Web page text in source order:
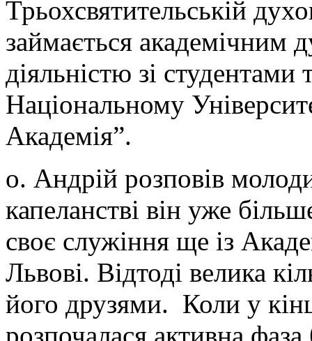
Трьохсвятительській
займається академічним
діяльністю зі
Національному
Академія”.
о. Андрій розповів
капеланстві він уже
своє служіння ще із
Львові. Відтоді велика
його друзями. Коли у
розпочалася активна